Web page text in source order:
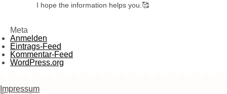
I hope the information helps you.🥰
Meta
Anmelden
Eintrags-Feed
Kommentar-Feed
WordPress.org
Impressum